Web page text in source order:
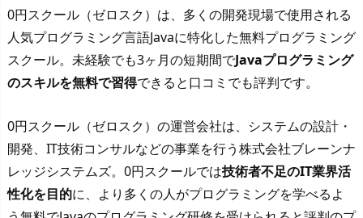
0円スクール（ゼロスク）は、多くの開発現場で使用される
人気プログラミング言語Javaに特化した無料プログラミング
スクール。未経験でも3ヶ月の短期間でJavaプログラミング
のスキルを無料で習得できると口コミでも評判です。
0円スクール（ゼロスク）の運営会社は、システムの設計・
開発、IT技術コンサルなどの事業を行う株式会社ブレーンナ
レッジシステムズ。0円スクールでは技術者不足のIT業界活
性化を目的に、より多くの人がプログラミングを学べるよ